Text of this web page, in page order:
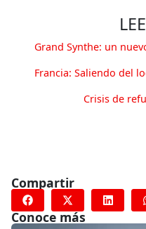
Grand Synthe: un
Francia: Saliendo del
Crisis de
Compartir
Conoce más